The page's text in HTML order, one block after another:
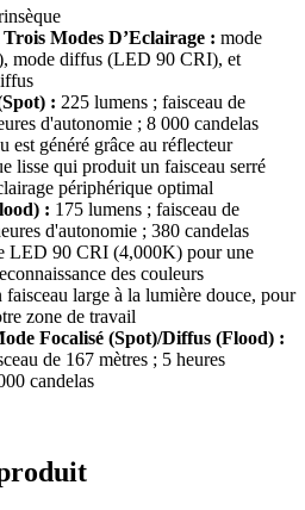
Modes D’Eclairage : mode
mode diffus (LED 90 CRI), et
: 225 lumens ; faisceau de
d'autonomie ; 8 000 candelas
est généré grâce au réflecteur
lisse qui produit un faisceau serré
périphérique optimal
: 175 lumens ; faisceau de
d'autonomie ; 380 candelas
LED 90 CRI (4,000K) pour une
des couleurs
faisceau large à la lumière douce, pour
zone de travail
Focalisé (Spot)/Diffus (Flood) :
de 167 mètres ; 5 heures
candelas